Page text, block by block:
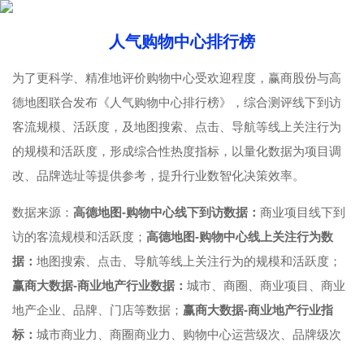
人气购物中心排行榜
为了更科学、精准地评价购物中心受欢迎程度，赢商股份与高
德地图联合发布《人气购物中心排行榜》，综合测评线下到访
客流规模、活跃度，及地图搜索、点击、导航等线上关注行为
的规模和活跃度，形成综合性热度指标，以量化数据为项目调
改、品牌选址等提供参考，提升行业数智化决策效率。
数据来源： 高德地图-购物中心线下到访数据： 商业项目线下到
访的客流规模和活跃度； 高德地图-购物中心线上关注行为数
据： 地图搜索、点击、导航等线上关注行为的规模和活跃度；
赢商大数据-商业地产行业数据： 城市、商圈、商业项目、商业
地产企业、品牌、门店等数据； 赢商大数据-商业地产行业指
标： 城市商业力、商圈商业力、购物中心运营级次、品牌级次